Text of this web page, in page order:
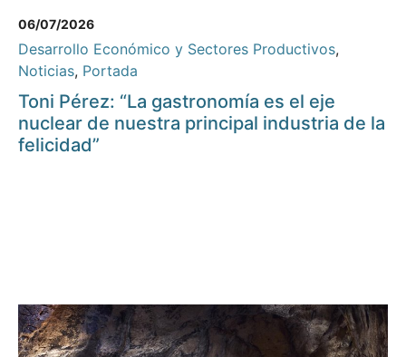
06/07/2026
Desarrollo Económico y Sectores Productivos,
Noticias, Portada
Toni Pérez: “La gastronomía es el eje
nuclear de nuestra principal industria de la
felicidad”